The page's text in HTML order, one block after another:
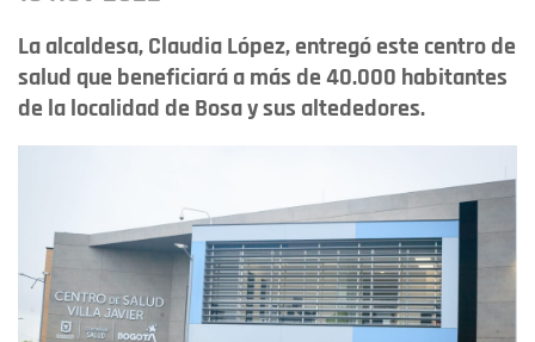
La alcaldesa, Claudia López, entregó este centro de
salud que beneficiará a más de 40.000 habitantes
de la localidad de Bosa y sus altededores.